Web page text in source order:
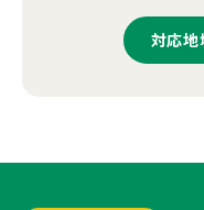
対応